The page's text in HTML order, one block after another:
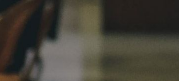
الأنظمة الذكية
الإعلام